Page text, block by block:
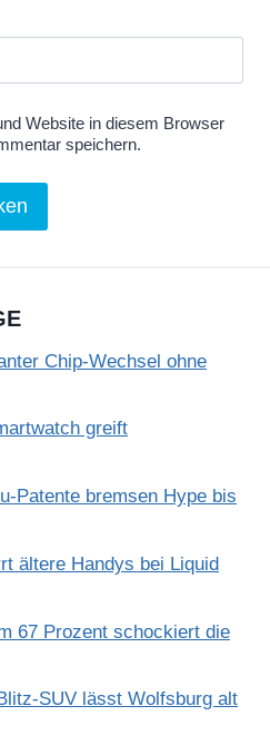
Website in diesem Browser
speichern.
Chip-Wechsel ohne
greift
Patente bremsen Hype bis
ältere Handys bei Liquid
67 Prozent schockiert die
SUV lässt Wolfsburg alt